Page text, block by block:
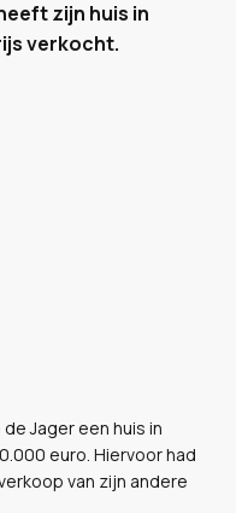
zijn huis in
verkocht.
Jager een huis in
euro. Hiervoor had
van zijn andere